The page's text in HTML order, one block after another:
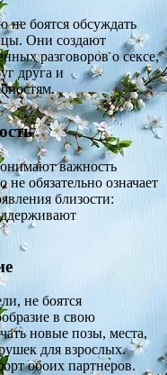
не боятся обсуждать
Они создают
разговоров о сексе,
друга и
важность
обязательно означает
близости:
не боятся
в свою
новые позы, места,
для взрослых.
обоих партнеров.